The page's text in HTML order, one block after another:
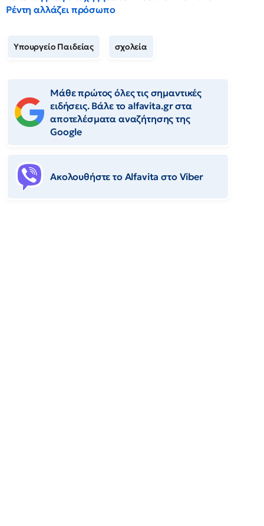
Ρέντη αλλάζει πρόσωπο
Υπουργείο Παιδείας σχολεία
Μάθε πρώτος όλες τις σημαντικές
ειδήσεις. Βάλε το alfavita.gr στα
αποτελέσματα αναζήτησης της
Google
Ακολουθήστε το Αlfavita στο Viber